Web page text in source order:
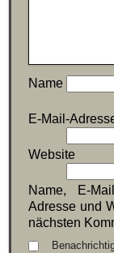
Name
E-Mail-
Website
Name, E-
Adresse und
nächsten